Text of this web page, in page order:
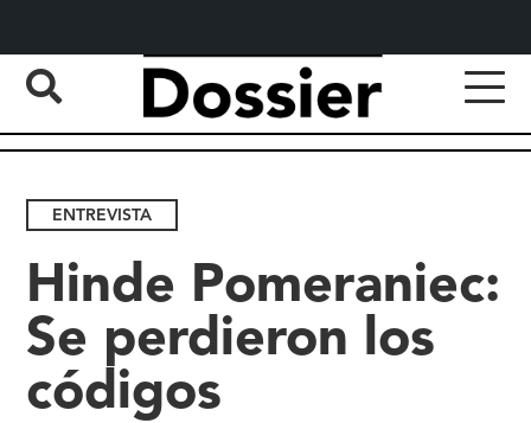
ENTREVISTA
Hinde Pomeraniec:
Se perdieron los
códigos